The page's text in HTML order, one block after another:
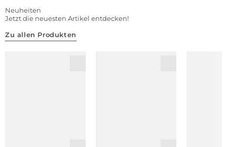
Neuheiten
Jetzt die neuesten Artikel entdecken!
Zu allen Produkten